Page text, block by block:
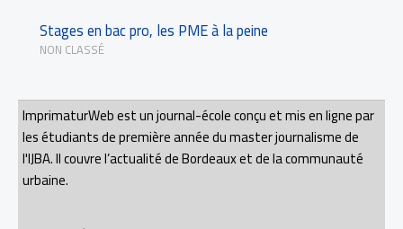
Stages en bac pro, les PME à la peine
NON CLASSÉ
ImprimaturWeb est un journal-école conçu et mis en ligne par
les étudiants de première année du master journalisme de
l'IJBA. Il couvre l’actualité de Bordeaux et de la communauté
urbaine.